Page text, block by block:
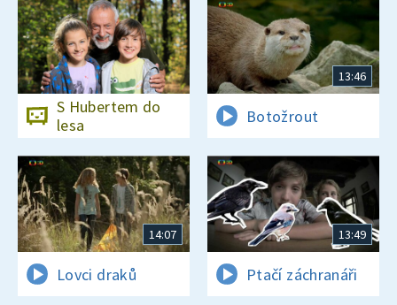
S Hubertem do
lesa
13:46
Botožrout
14:07
Lovci draků
13:49
Ptačí záchranáři